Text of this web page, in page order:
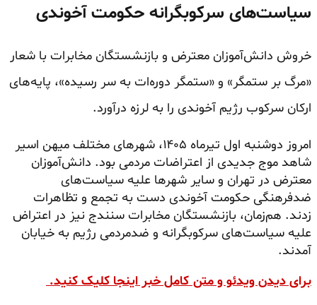
سیاست‌های سرکوبگرانه حکومت آخوندی
خروش دانش‌آموزان معترض و بازنشستگان مخابرات با شعار
«مرگ بر ستمگر» و «ستمگر دوره‌ات به سر رسیده»، پایه‌های
ارکان سرکوب رژیم آخوندی را به لرزه درآورد.
امروز دوشنبه اول تیرماه ۱۴۰۵، شهرهای مختلف میهن اسیر
شاهد موج جدیدی از اعتراضات مردمی بود. دانش‌آموزان
معترض در تهران و سایر شهرها علیه سیاست‌های
ضدفرهنگی حکومت آخوندی دست به تجمع و تظاهرات
زدند. هم‌زمان، بازنشستگان مخابرات سنندج نیز در اعتراض
علیه سیاست‌های سرکوبگرانه و ضدمردمی رژیم به خیابان‌
آمدند.
برای دیدن ویدئو و متن کامل خبر اینجا کلیک کنید.